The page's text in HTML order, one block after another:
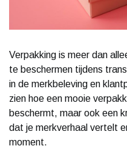
Verpakking is meer dan
te beschermen tijdens
in de merkbeleving en
zien hoe een mooie
beschermt, maar ook een
dat je merkverhaal vertelt
moment.